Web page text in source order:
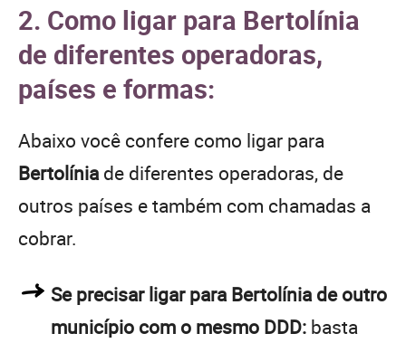
2. Como ligar para Bertolínia
de diferentes operadoras,
países e formas:
Abaixo você confere como ligar para
Bertolínia de diferentes operadoras, de
outros países e também com chamadas a
cobrar.
Se precisar ligar para Bertolínia de outro
município com o mesmo DDD: basta